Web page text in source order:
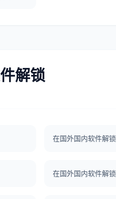
解锁
在国外国内软件解锁
在国外国内软件解锁